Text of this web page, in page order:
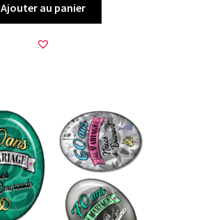
Ajouter au panier